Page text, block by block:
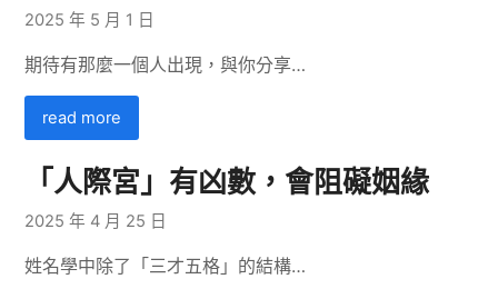
2025 年 5 月 1 日
期待有那麼一個人出現，與你分享…
read more
「人際宮」有凶數，會阻礙姻緣
2025 年 4 月 25 日
姓名學中除了「三才五格」的結構…